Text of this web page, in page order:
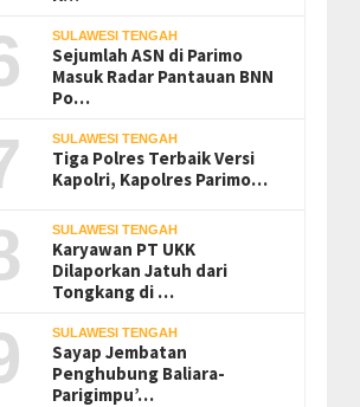
SULAWESI TENGAH
Sejumlah ASN di Parimo
Masuk Radar Pantauan BNN
Po…
SULAWESI TENGAH
Tiga Polres Terbaik Versi
Kapolri, Kapolres Parimo…
SULAWESI TENGAH
Karyawan PT UKK
Dilaporkan Jatuh dari
Tongkang di …
SULAWESI TENGAH
Sayap Jembatan
Penghubung Baliara-
Parigimpu’…